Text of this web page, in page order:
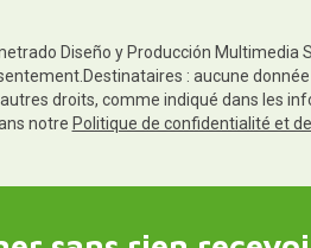
Diseño y Producción Multimedia
: aucune
droits, comme indiqué dans les
notre Politique de confidentialité et